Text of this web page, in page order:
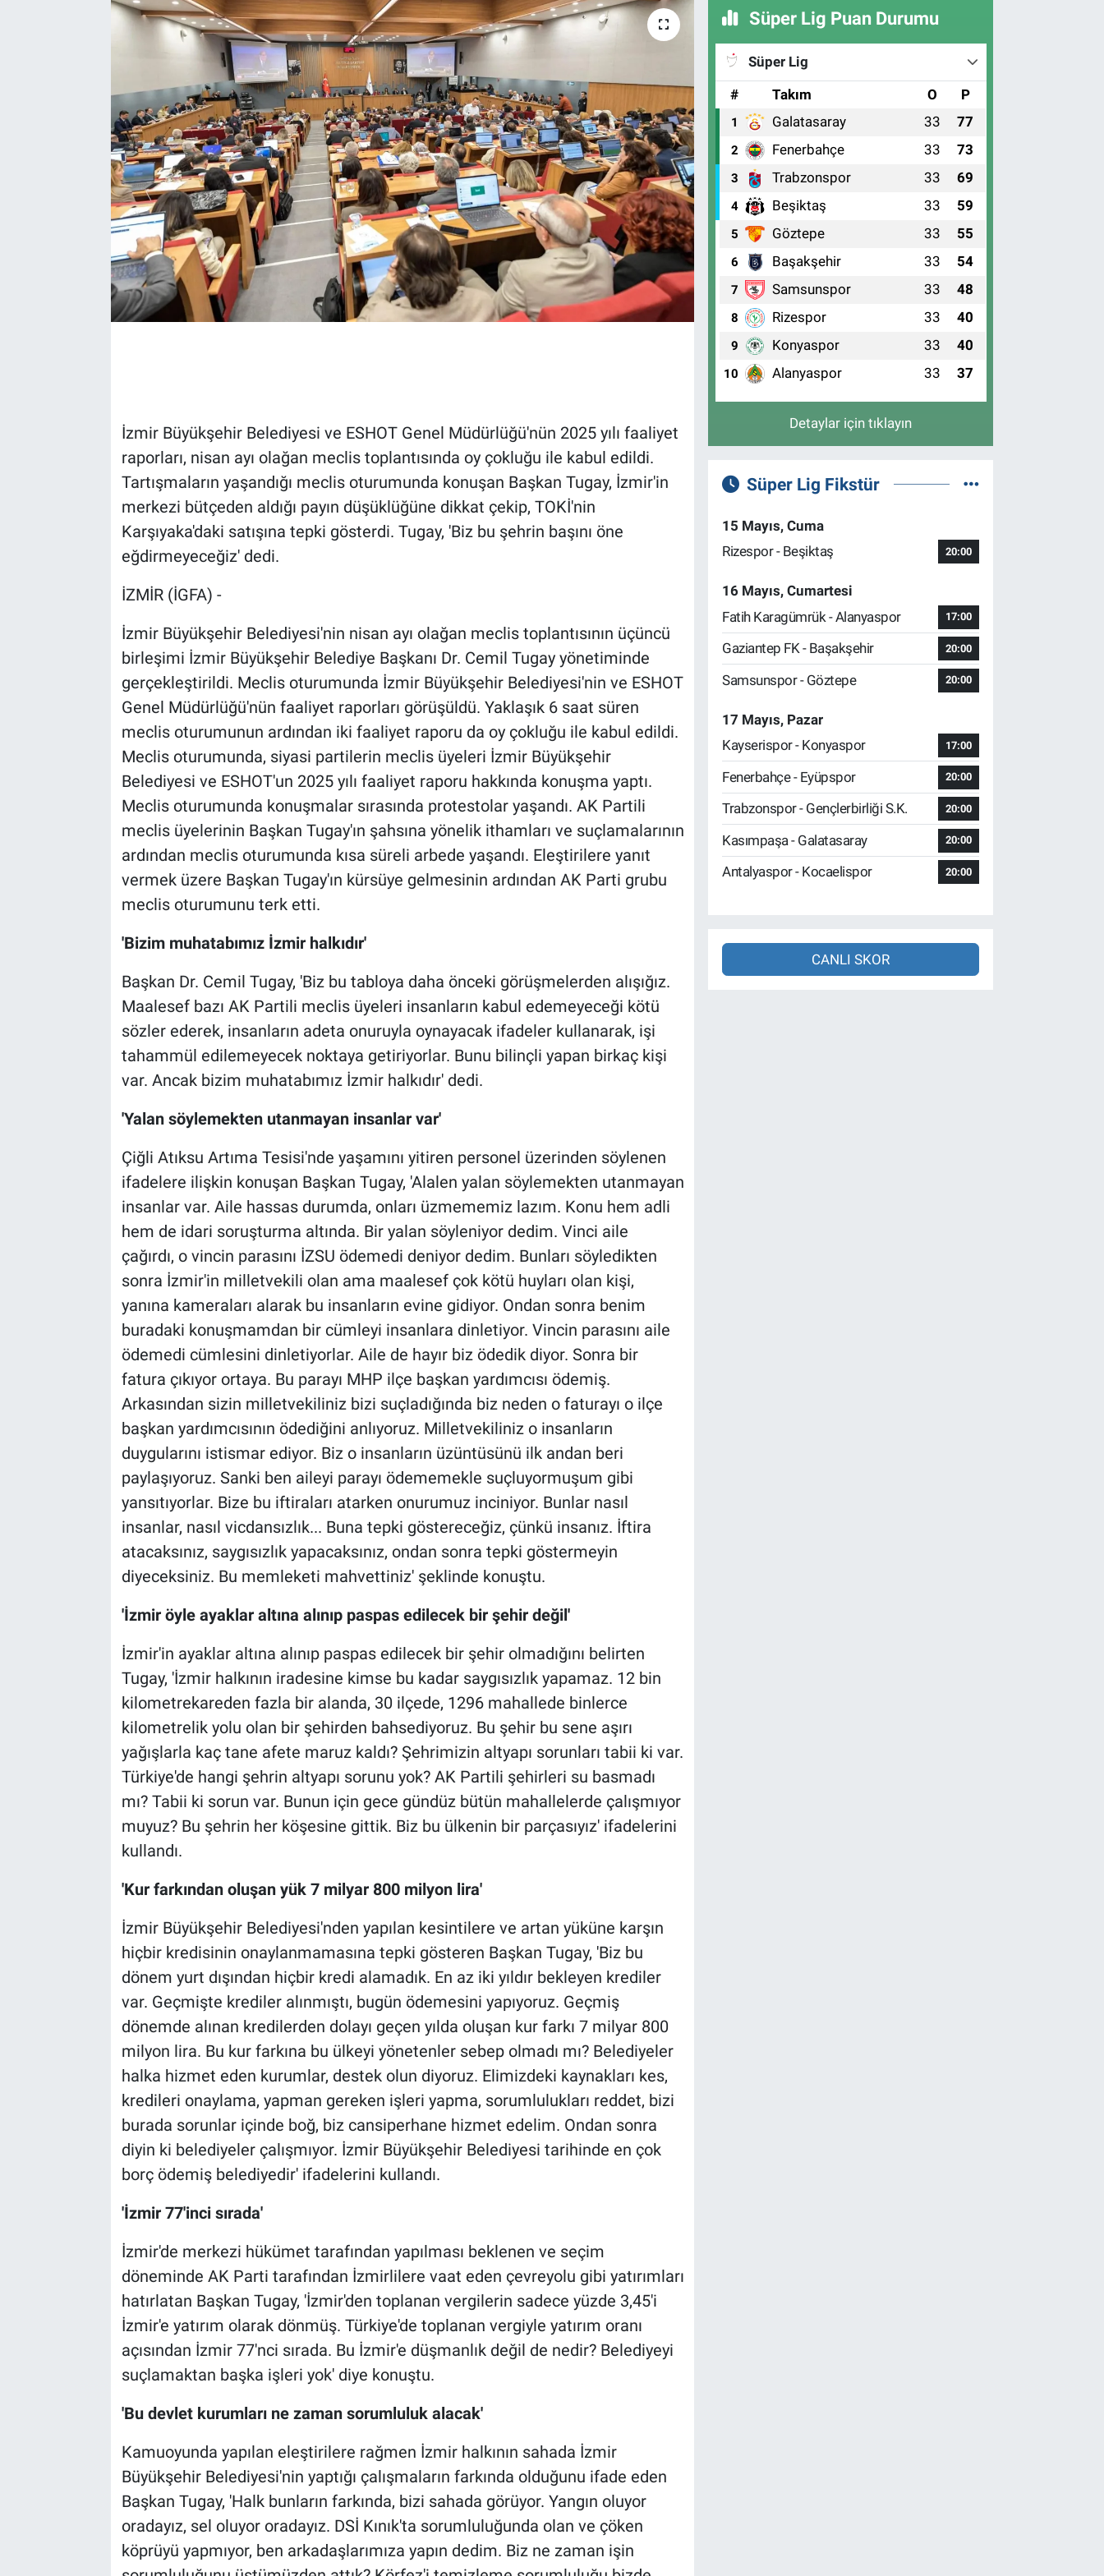
İzmir Büyükşehir Belediyesi ve ESHOT Genel Müdürlüğü'nün 2025 yılı faaliyet
raporları, nisan ayı olağan meclis toplantısında oy çokluğu ile kabul edildi.
Tartışmaların yaşandığı meclis oturumunda konuşan Başkan Tugay, İzmir'in
merkezi bütçeden aldığı payın düşüklüğüne dikkat çekip, TOKİ'nin
Karşıyaka'daki satışına tepki gösterdi. Tugay, 'Biz bu şehrin başını öne
eğdirmeyeceğiz' dedi.
İZMİR (İGFA) -
İzmir Büyükşehir Belediyesi'nin nisan ayı olağan meclis toplantısının üçüncü
birleşimi İzmir Büyükşehir Belediye Başkanı Dr. Cemil Tugay yönetiminde
gerçekleştirildi. Meclis oturumunda İzmir Büyükşehir Belediyesi'nin ve ESHOT
Genel Müdürlüğü'nün faaliyet raporları görüşüldü. Yaklaşık 6 saat süren
meclis oturumunun ardından iki faaliyet raporu da oy çokluğu ile kabul edildi.
Meclis oturumunda, siyasi partilerin meclis üyeleri İzmir Büyükşehir
Belediyesi ve ESHOT'un 2025 yılı faaliyet raporu hakkında konuşma yaptı.
Meclis oturumunda konuşmalar sırasında protestolar yaşandı. AK Partili
meclis üyelerinin Başkan Tugay'ın şahsına yönelik ithamları ve suçlamalarının
ardından meclis oturumunda kısa süreli arbede yaşandı. Eleştirilere yanıt
vermek üzere Başkan Tugay'ın kürsüye gelmesinin ardından AK Parti grubu
meclis oturumunu terk etti.
'Bizim muhatabımız İzmir halkıdır'
Başkan Dr. Cemil Tugay, 'Biz bu tabloya daha önceki görüşmelerden alışığız.
Maalesef bazı AK Partili meclis üyeleri insanların kabul edemeyeceği kötü
sözler ederek, insanların adeta onuruyla oynayacak ifadeler kullanarak, işi
tahammül edilemeyecek noktaya getiriyorlar. Bunu bilinçli yapan birkaç kişi
var. Ancak bizim muhatabımız İzmir halkıdır' dedi.
'Yalan söylemekten utanmayan insanlar var'
Çiğli Atıksu Artıma Tesisi'nde yaşamını yitiren personel üzerinden söylenen
ifadelere ilişkin konuşan Başkan Tugay, 'Alalen yalan söylemekten utanmayan
insanlar var. Aile hassas durumda, onları üzmememiz lazım. Konu hem adli
hem de idari soruşturma altında. Bir yalan söyleniyor dedim. Vinci aile
çağırdı, o vincin parasını İZSU ödemedi deniyor dedim. Bunları söyledikten
sonra İzmir'in milletvekili olan ama maalesef çok kötü huyları olan kişi,
yanına kameraları alarak bu insanların evine gidiyor. Ondan sonra benim
buradaki konuşmamdan bir cümleyi insanlara dinletiyor. Vincin parasını aile
ödemedi cümlesini dinletiyorlar. Aile de hayır biz ödedik diyor. Sonra bir
fatura çıkıyor ortaya. Bu parayı MHP ilçe başkan yardımcısı ödemiş.
Arkasından sizin milletvekiliniz bizi suçladığında biz neden o faturayı o ilçe
başkan yardımcısının ödediğini anlıyoruz. Milletvekiliniz o insanların
duygularını istismar ediyor. Biz o insanların üzüntüsünü ilk andan beri
paylaşıyoruz. Sanki ben aileyi parayı ödememekle suçluyormuşum gibi
yansıtıyorlar. Bize bu iftiraları atarken onurumuz inciniyor. Bunlar nasıl
insanlar, nasıl vicdansızlık... Buna tepki göstereceğiz, çünkü insanız. İftira
atacaksınız, saygısızlık yapacaksınız, ondan sonra tepki göstermeyin
diyeceksiniz. Bu memleketi mahvettiniz' şeklinde konuştu.
'İzmir öyle ayaklar altına alınıp paspas edilecek bir şehir değil'
İzmir'in ayaklar altına alınıp paspas edilecek bir şehir olmadığını belirten
Tugay, 'İzmir halkının iradesine kimse bu kadar saygısızlık yapamaz. 12 bin
kilometrekareden fazla bir alanda, 30 ilçede, 1296 mahallede binlerce
kilometrelik yolu olan bir şehirden bahsediyoruz. Bu şehir bu sene aşırı
yağışlarla kaç tane afete maruz kaldı? Şehrimizin altyapı sorunları tabii ki var.
Türkiye'de hangi şehrin altyapı sorunu yok? AK Partili şehirleri su basmadı
mı? Tabii ki sorun var. Bunun için gece gündüz bütün mahallelerde çalışmıyor
muyuz? Bu şehrin her köşesine gittik. Biz bu ülkenin bir parçasıyız' ifadelerini
kullandı.
'Kur farkından oluşan yük 7 milyar 800 milyon lira'
İzmir Büyükşehir Belediyesi'nden yapılan kesintilere ve artan yüküne karşın
hiçbir kredisinin onaylanmamasına tepki gösteren Başkan Tugay, 'Biz bu
dönem yurt dışından hiçbir kredi alamadık. En az iki yıldır bekleyen krediler
var. Geçmişte krediler alınmıştı, bugün ödemesini yapıyoruz. Geçmiş
dönemde alınan kredilerden dolayı geçen yılda oluşan kur farkı 7 milyar 800
milyon lira. Bu kur farkına bu ülkeyi yönetenler sebep olmadı mı? Belediyeler
halka hizmet eden kurumlar, destek olun diyoruz. Elimizdeki kaynakları kes,
kredileri onaylama, yapman gereken işleri yapma, sorumlulukları reddet, bizi
burada sorunlar içinde boğ, biz cansiperhane hizmet edelim. Ondan sonra
diyin ki belediyeler çalışmıyor. İzmir Büyükşehir Belediyesi tarihinde en çok
borç ödemiş belediyedir' ifadelerini kullandı.
'İzmir 77'inci sırada'
İzmir'de merkezi hükümet tarafından yapılması beklenen ve seçim
döneminde AK Parti tarafından İzmirlilere vaat eden çevreyolu gibi yatırımları
hatırlatan Başkan Tugay, 'İzmir'den toplanan vergilerin sadece yüzde 3,45'i
İzmir'e yatırım olarak dönmüş. Türkiye'de toplanan vergiyle yatırım oranı
açısından İzmir 77'nci sırada. Bu İzmir'e düşmanlık değil de nedir? Belediyeyi
suçlamaktan başka işleri yok' diye konuştu.
'Bu devlet kurumları ne zaman sorumluluk alacak'
Kamuoyunda yapılan eleştirilere rağmen İzmir halkının sahada İzmir
Büyükşehir Belediyesi'nin yaptığı çalışmaların farkında olduğunu ifade eden
Başkan Tugay, 'Halk bunların farkında, bizi sahada görüyor. Yangın oluyor
oradayız, sel oluyor oradayız. DSİ Kınık'ta sorumluluğunda olan ve çöken
köprüyü yapmıyor, ben arkadaşlarımıza yapın dedim. Biz ne zaman işin
Süper Lig Puan Durumu
Süper Lig
#
Takım O P
1 Galatasaray 33 77
2 Fenerbahçe 33 73
3 Trabzonspor 33 69
4 Beşiktaş 33 59
5 Göztepe 33 55
6 Başakşehir 33 54
7 Samsunspor 33 48
8 Rizespor 33 40
9 Konyaspor 33 40
10 Alanyaspor 33 37
Detaylar için tıklayın
Süper Lig Fikstür
15 Mayıs, Cuma
Rizespor - Beşiktaş
20:00
16 Mayıs, Cumartesi
Fatih Karagümrük - Alanyaspor
17:00
Gaziantep FK - Başakşehir 20:00
Samsunspor - Göztepe 20:00
17 Mayıs, Pazar
Kayserispor - Konyaspor
17:00
Fenerbahçe - Eyüpspor 20:00
Trabzonspor - Gençlerbirliği S.K. 20:00
Kasımpaşa - Galatasaray 20:00
Antalyaspor - Kocaelispor 20:00
CANLI SKOR